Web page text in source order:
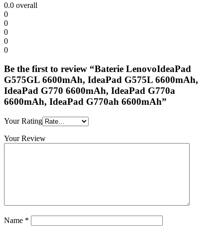
0.0 overall
0
0
0
0
0
Be the first to review “Baterie LenovoIdeaPad
G575GL 6600mAh, IdeaPad G575L 6600mAh,
IdeaPad G770 6600mAh, IdeaPad G770a
6600mAh, IdeaPad G770ah 6600mAh”
Your Rating
Your Review
Name *